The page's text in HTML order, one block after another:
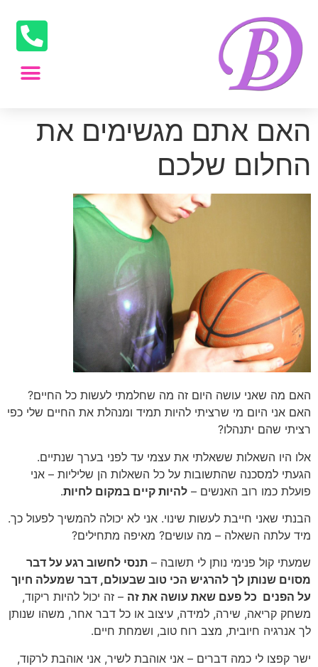
האם אתם מגשימים את
החלום שלכם
האם מה שאני עושה היום זה מה שחלמתי לעשות כל החיים?
האם אני היום מי שרציתי להיות תמיד ומנהלת את החיים שלי כפי
רציתי שהם יתנהלו?
אלו היו השאלות ששאלתי את עצמי עד לפני בערך שנתיים.
הגעתי למסכנה שהתשובות על כל השאלות הן שליליות – אני
פועלת כמו רוב האנשים – להיות קיים במקום לחיות.
הבנתי שאני חייבת לעשות שינוי. אני לא יכולה להמשיך לפעול כך.
מיד עלתה השאלה – מה עושים? מאיפה מתחילים?
שמעתי קול פנימי נותן לי תשובה – תנסי לחשוב רגע על דבר
מסוים שנותן לך להרגיש הכי טוב שבעולם, דבר שמעלה חיוך
על הפנים כל פעם שאת עושה את זה – זה יכול להיות ריקוד,
משחק קריאה, שירה, למידה, עיצוב או כל דבר אחר, משהו שנותן
לך אנרגיה חיובית, מצב רוח טוב, ושמחת חיים.
ישר קפצו לי כמה דברים – אני אוהבת לשיר, אני אוהבת לרקוד,